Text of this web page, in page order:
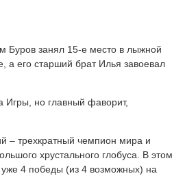
Буров занял 15-е место в лыжной
а его старший брат Илья завоевал
Игры, но главный фаворит,
– трехкратный чемпион мира и
хрустального глобуса. В этом
4 победы (из 4 возможных) на